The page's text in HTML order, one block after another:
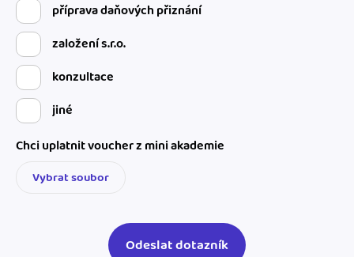
příprava daňových přiznání
založení s.r.o.
konzultace
jiné
Chci uplatnit voucher z mini akademie
Vybrat soubor